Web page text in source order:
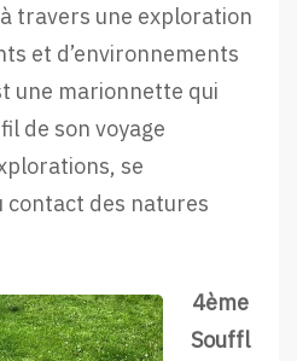
travers une exploration
et d’environnements
une marionnette qui
de son voyage
se
des natures
4ème
Souffl